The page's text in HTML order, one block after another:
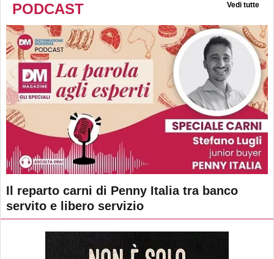
PODCAST Vedi tutte
Il reparto carni di Penny Italia tra banco
servito e libero servizio